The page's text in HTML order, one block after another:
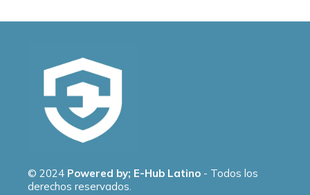
© 2024 Powered by; E-Hub Latino - Todos los
derechos reservados.